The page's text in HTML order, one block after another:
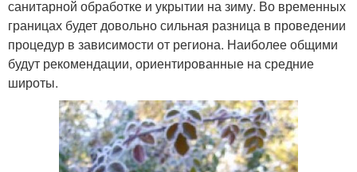
санитарной обработке и укрытии на зиму. Во временных
границах будет довольно сильная разница в проведении
процедур в зависимости от региона. Наиболее общими
будут рекомендации, ориентированные на средние
широты.